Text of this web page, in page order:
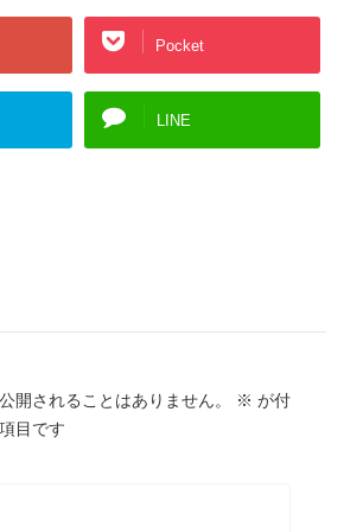
Pocket
LINE
開されることはありません。 ※ が付
目です